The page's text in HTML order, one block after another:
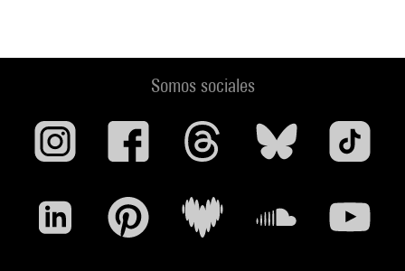
Somos sociales